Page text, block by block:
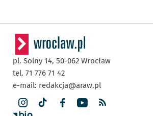
pl. Solny 14, 50-062 Wrocław
tel. 71 776 71 42
e-mail: redakcja@araw.pl